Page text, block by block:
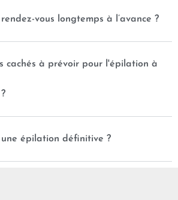
vous longtemps à l’avance ?
cachés à prévoir pour l'épilation à
une épilation définitive ?